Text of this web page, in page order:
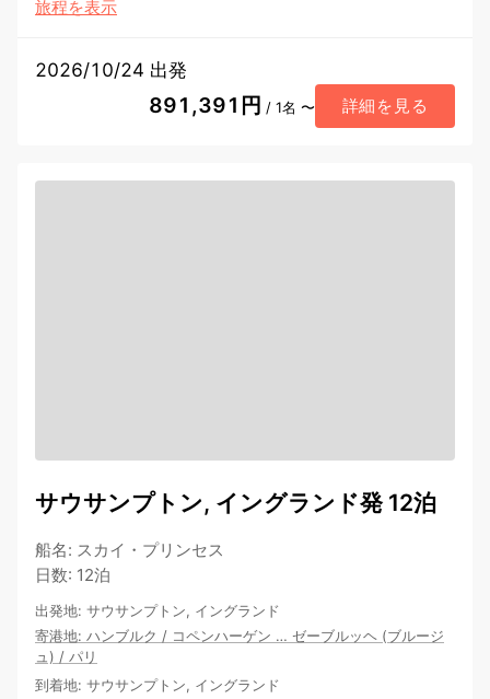
旅程を表示
2026/10/24 出発
891,391円 / 1名 〜 詳細を見る
サウサンプトン, イングランド発 12泊
船名: スカイ・プリンセス
日数: 12泊
出発地: サウサンプトン, イングランド
寄港地: ハンブルク / コペンハーゲン … ゼーブルッヘ (ブルージ
ュ) / パリ
到着地: サウサンプトン, イングランド